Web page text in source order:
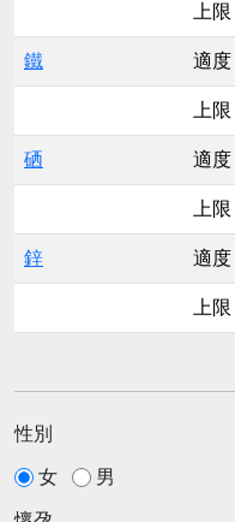
上限
鐵 適度
上限
硒 適度
上限
鋅 適度
上限
性別
女 男